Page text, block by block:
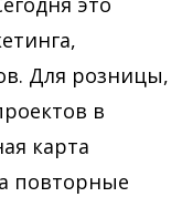
Для розницы,
в
карта
повторные